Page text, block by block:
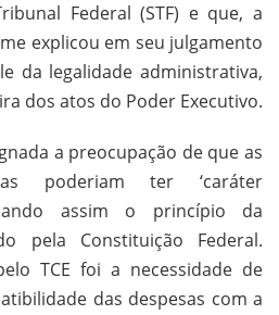
Federal (STF) e que, a
explicou em seu julgamento
da legalidade administrativa,
dos atos do Poder Executivo.
a preocupação de que as
poderiam ter ‘caráter
assim o princípio da
pela Constituição Federal.
TCE foi a necessidade de
das despesas com a